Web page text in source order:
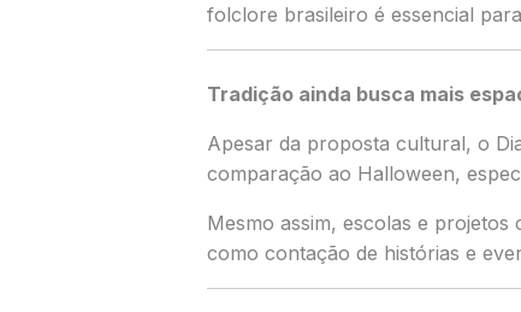
folclore brasileiro é essencial
Tradição ainda busca mais
Apesar da proposta cultural, o
comparação ao Halloween,
Mesmo assim, escolas e projetos
como contação de histórias e